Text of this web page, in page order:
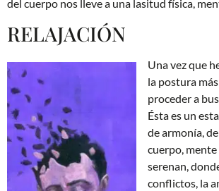
del cuerpo nos lleve a una lasitud física,
RELAJACIÓN
Una vez que
la postura
proceder a
Ésta es un
de armonía,
cuerpo, mente
serenan,
conflictos, la